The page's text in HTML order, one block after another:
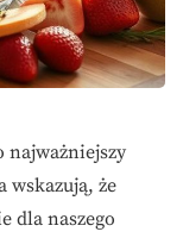
najważniejszy
wskazują, że
dla naszego